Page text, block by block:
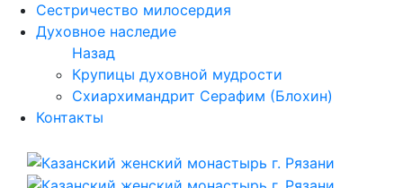
Сестричество милосердия
Духовное наследие
Назад
Крупицы духовной мудрости
Схиархимандрит Серафим (Блохин)
Контакты